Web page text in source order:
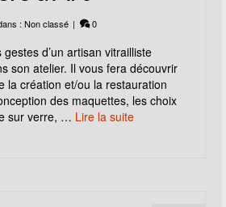
: Non classé | 0
d’un artisan vitrailliste
son atelier. Il vous fera découvrir
la création et/ou la restauration
des maquettes, les choix
sur verre, … Lire la suite